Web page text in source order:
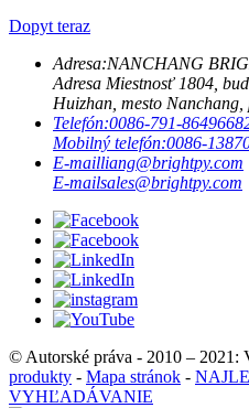
Dopyt teraz
Adresa:NANCHANG
Adresa Miestnosť 1804,
Huizhan, mesto
Telefón:0086-791-
Mobilný telefón:0086-
E-mailliang@brightpy.com
E-mailsales@brightpy.com
© Autorské práva - 2010 – 2021:
produkty - Mapa stránok -
VYHĽADÁVANIE